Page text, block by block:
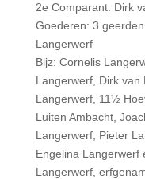
2e Comparant: Dirk
Goederen: 3
Langerwerf
Bijz: Cornelis
Langerwerf, Dirk van
Langerwerf, 11½
Luiten Ambacht,
Langerwerf, Pieter
Engelina Langerwerf
Langerwerf,